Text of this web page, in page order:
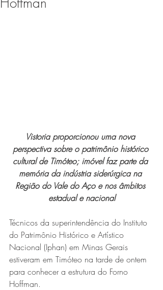
Projeto abre inscrições para
no Vale do Aço
Vistoria proporcionou uma nova
perspectiva sobre o patrimônio histórico
cultural de Timóteo; imóvel faz parte da
memória da indústria siderúrgica na
Região do Vale do Aço e nos âmbitos
estadual e nacional
Técnicos da superintendência do Instituto
do Patrimônio Histórico e Artístico
Nacional (Iphan) em Minas Gerais
estiveram em Timóteo na tarde de ontem
para conhecer a estrutura do Forno
Hoffman.